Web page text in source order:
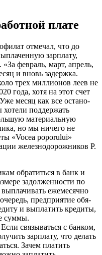
плате
отмечал, что до
зарплату,
февраль, март, апрель,
и вновь задержка.
трех миллионов леев не
года, хотя на этот счет
месяц как все остано­
поддержать
материальную
но мы ничего не
«Vocea poporului»
железнодорожников Р.
обратиться в банк и
задолженности по
выпла­чивать ежемесячно
предприятие обя­
и выплатить кредиты,
суммы.
связываться с банком,
зарплату, что делать
Зачем платить